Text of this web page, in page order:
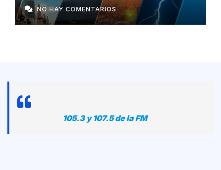
NO HAY COMENTARIOS
105.3 y 107.5 de la FM